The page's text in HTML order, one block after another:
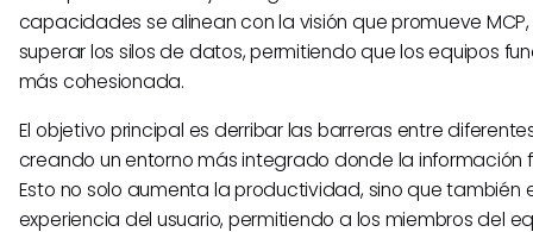
capacidades se alinean con la visión que promueve
superar los silos de datos, permitiendo que los equipos
más cohesionada.
El objetivo principal es derribar las barreras entre
creando un entorno más integrado donde la información
Esto no solo aumenta la productividad, sino que también
experiencia del usuario, permitiendo a los miembros del